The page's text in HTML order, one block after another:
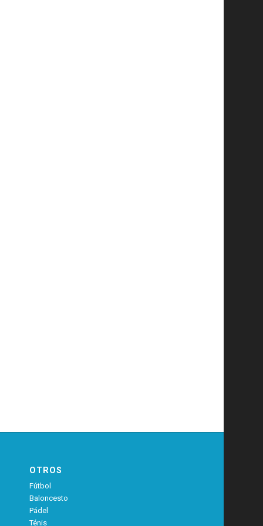
OTROS
Fútbol
Baloncesto
Pádel
Ténis